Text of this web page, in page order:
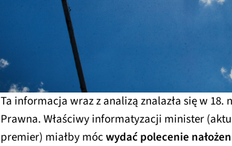
Ta informacja wraz z analizą znalazła się w 18.
Prawna. Właściwy informatyzacji minister
premier) miałby mócwydać polecenie